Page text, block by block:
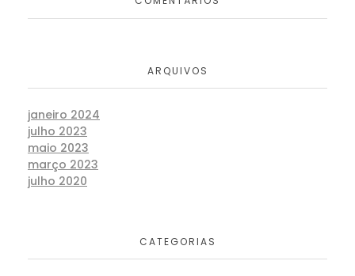
ARQUIVOS
janeiro 2024
julho 2023
maio 2023
março 2023
julho 2020
CATEGORIAS